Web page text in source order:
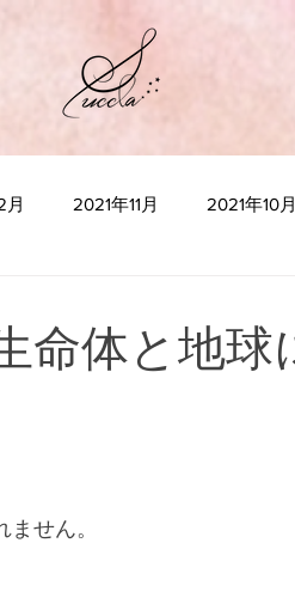
月 2021年11月 2021年10月
命体と地
せん。